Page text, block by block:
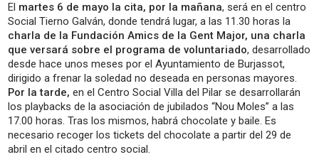
El martes 6 de mayo la cita, por la mañana, será en el centro
Social Tierno Galván, donde tendrá lugar, a las 11.30 horas la
charla de la Fundación Amics de la Gent Major, una charla
que versará sobre el programa de voluntariado, desarrollado
desde hace unos meses por el Ayuntamiento de Burjassot,
dirigido a frenar la soledad no deseada en personas mayores.
Por la tarde,en el Centro Social Villa del Pilar se desarrollarán
los playbacks de la asociación de jubilados “Nou Moles” a las
17.00 horas. Tras los mismos, habrá chocolate y baile. Es
necesario recoger los tickets del chocolate a partir del 29 de
abril en el citado centro social.